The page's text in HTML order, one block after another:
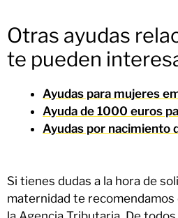
Otras ayudas
te pueden
Ayudas para mujeres
Ayuda de 1000 euros
Ayudas por nacimiento
Si tienes dudas a la hora de
maternidad te recomendamos